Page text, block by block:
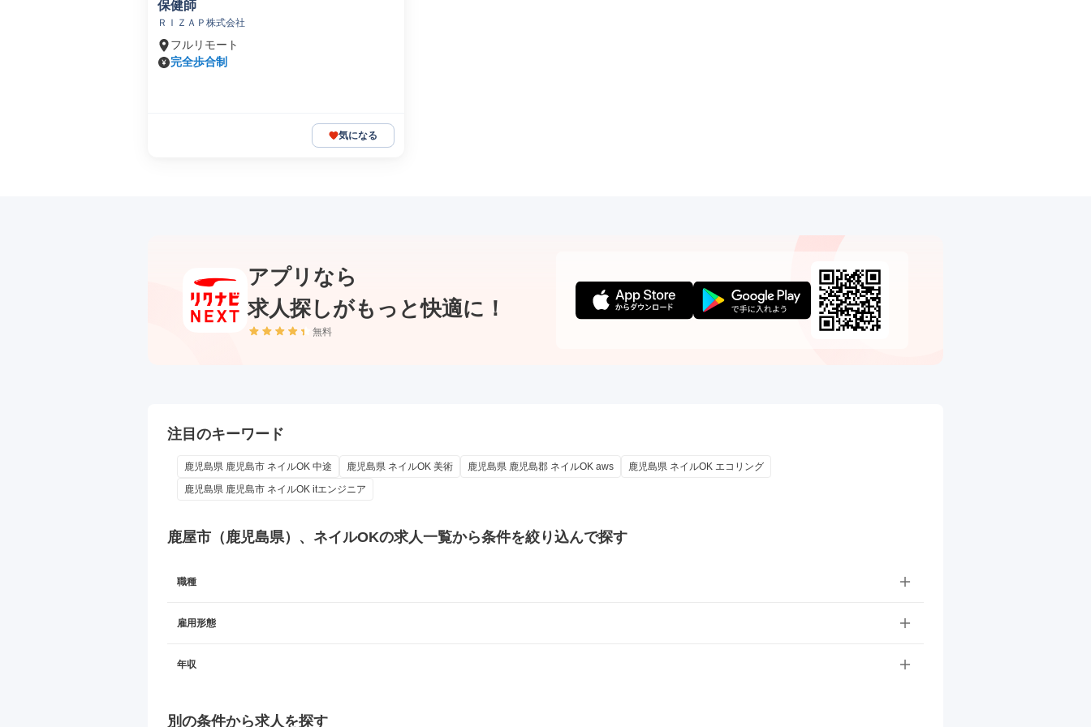
保健師
ＲＩＺＡＰ株式会社
フルリモート
完全歩合制
気になる
アプリなら
求人探しがもっと快適に！
無料
注目のキーワード
鹿児島県 鹿児島市 ネイルOK 中途 鹿児島県 ネイルOK 美術 鹿児島県 鹿児島郡 ネイルOK aws
鹿児島県 ネイルOK エコリング
鹿児島県 鹿児島市 ネイルOK itエンジニア
鹿屋市（鹿児島県）、ネイルOKの求人一覧から条件を絞り込んで探す
職種
雇用形態
年収
別の条件から求人を探す